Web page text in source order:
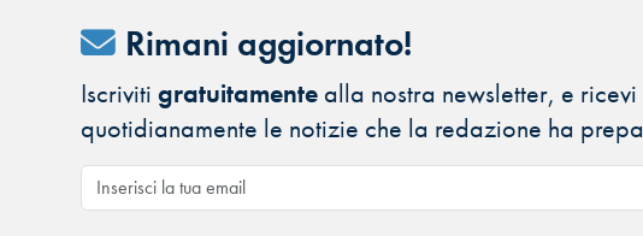
Rimani aggiornato!
Iscrivitigratuitamente alla nostra newsletter, e ricevi
quotidianamente le notizie che la redazione ha